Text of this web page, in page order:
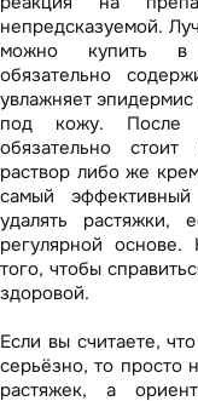
непредсказуемой.
можно купить в
обязательно
увлажняет
под кожу. После
обязательно
раствор либо же
самый
удалять растяжки,
регулярной
того, чтобы
здоровой.
Если вы считаете,
серьёзно, то просто
растяжек, а